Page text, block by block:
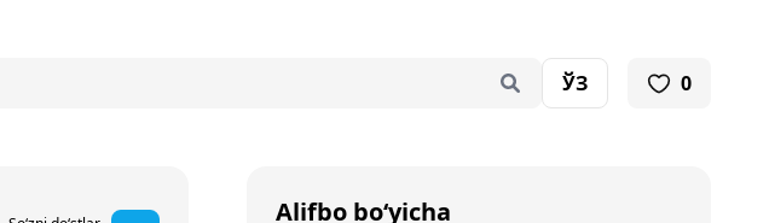
ЎЗ 0
Alifbo bo‘yicha